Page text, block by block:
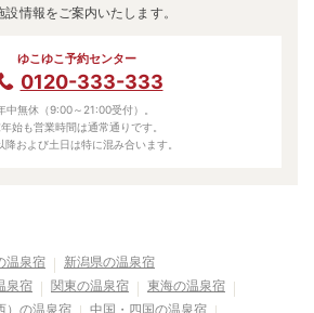
設情報をご案内いたします。
ゆこゆこ予約センター
0120-333-333
中無休（9:00～21:00受付）。
始も営業時間は通常通りです。
降および土日は特に混み合います。
温泉宿
新潟県の温泉宿
泉宿 関東の温泉宿
東海の温泉宿
）の温泉宿 中国・四国の温泉宿